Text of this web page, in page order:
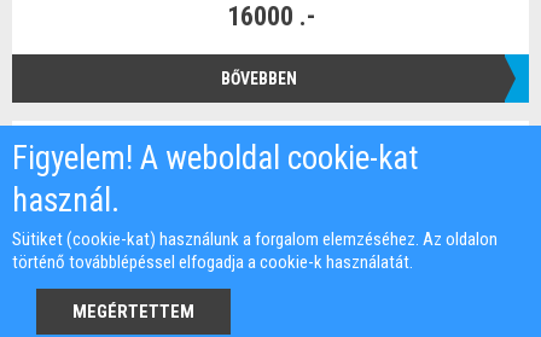
16000 .-
BŐVEBBEN
Figyelem! A weboldal cookie-kat
használ.
Sütiket (cookie-kat) használunk a forgalom elemzéséhez. Az oldalon
történő továbblépéssel elfogadja a cookie-k használatát.
MEGÉRTETTEM